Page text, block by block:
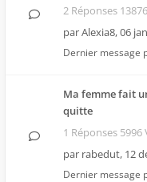
2 Réponses
parAlexia8,06
Dernier message
Ma femme fait
quitte
1 Réponses 5996
par rabedut, 12
Dernier message